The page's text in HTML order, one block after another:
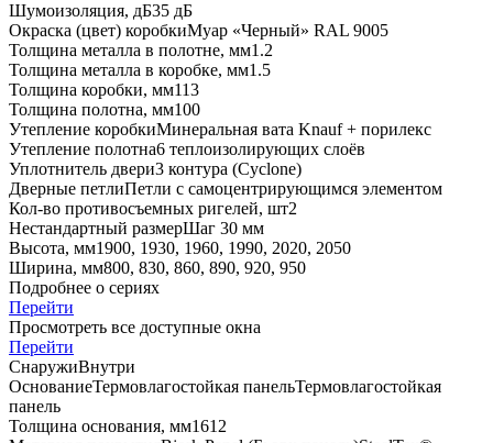
Шумоизоляция, дБ35 дБ
Окраска (цвет) коробкиМуар «Черный» RAL 9005
Толщина металла в полотне, мм1.2
Толщина металла в коробке, мм1.5
Толщина коробки, мм113
Толщина полотна, мм100
Утепление коробкиМинеральная вата Knauf + порилекс
Утепление полотна6 теплоизолирующих слоёв
Уплотнитель двери3 контура (Cyclone)
Дверные петлиПетли с самоцентрирующимся элементом
Кол-во противосъемных ригелей, шт2
Нестандартный размерШаг 30 мм
Высота, мм1900, 1930, 1960, 1990, 2020, 2050
Ширина, мм800, 830, 860, 890, 920, 950
Подробнее о сериях
Перейти
Просмотреть все доступные окна
Перейти
СнаружиВнутри
ОснованиеТермовлагостойкая панельТермовлагостойкая
панель
Толщина основания, мм1612